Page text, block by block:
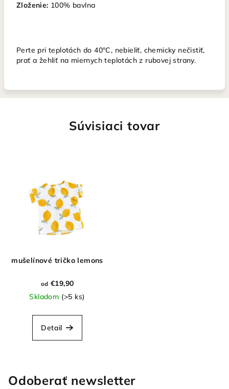
Zloženie: 100% bavlna
Perte pri teplotách do 40°C, nebieliť, chemicky nečistiť,
prať a žehliť na miernych teplotách z rubovej strany.
Súvisiaci tovar
mušelínové tričko lemons
od €19,90
Skladom (>5 ks)
Detail
Odoberať newsletter